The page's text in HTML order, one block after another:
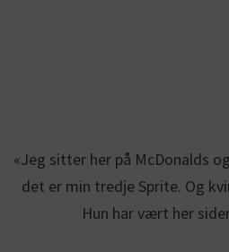
«Jeg sitter her på McDonalds
det er min tredje Sprite. Og
Hun har vært her